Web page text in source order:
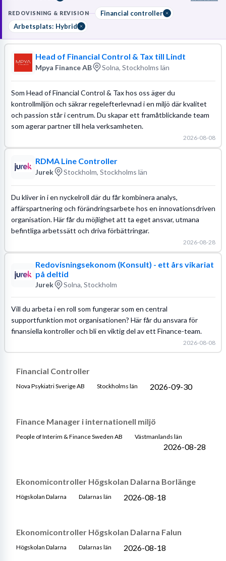
lagkrav. Du behöver enakademisk exameninom ekonomi samt
gedigen erfarenhet avårsredovisningsarbete
Läs mer om yrket:
Löneguide Arbetsuppgifter Utbildningsguide
REDOVISNING & REVISION
Financial controller
Arbetsplats: Hybrid
Head of Financial Control & Tax till Lindt
Mpya Finance AB Solna, Stockholms län
Som Head of Financial Control & Tax hos oss äger du
kontrollmiljön och säkrar regelefterlevnad i en miljö där kvalitet
och passion står i centrum. Du skapar ett framåtblickande team
som agerar partner till hela verksamheten.
2026-08-08
RDMA Line Controller
Jurek Stockholm, Stockholms län
Du kliver in i en nyckelroll där du får kombinera analys,
affärspartnering och förändringsarbete hos en innovationsdriven
organisation. Här får du möjlighet att ta eget ansvar, utmana
befintliga arbetssätt och driva förbättringar.
2026-08-28
Redovisningsekonom (Konsult) - ett års vikariat
på deltid
Jurek Solna, Stockholm
Vill du arbeta i en roll som fungerar som en central
supportfunktion mot organisationen? Här får du ansvara för
finansiella kontroller och bli en viktig del av ett Finance-team.
2026-08-08
Financial Controller
Nova Psykiatri Sverige AB Stockholms län 2026-09-30
Finance Manager i internationell miljö
People of Interim & Finance Sweden AB Västmanlands län
2026-08-28
Ekonomicontroller Högskolan Dalarna Borlänge
Högskolan Dalarna Dalarnas län 2026-08-18
Ekonomicontroller Högskolan Dalarna Falun
Högskolan Dalarna Dalarnas län 2026-08-18